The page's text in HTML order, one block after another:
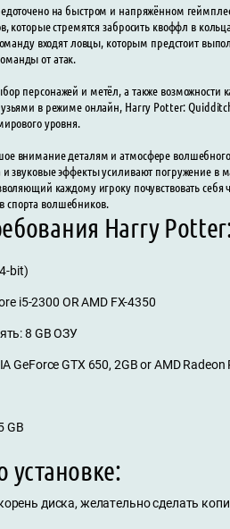
на быстром и напряжённом
которые стремятся забросить квоффл в
входят ловцы, которым предстоит
от атак.
персонажей и метёл, а также возможности
в режиме онлайн, Harry Potter:
уровня.
внимание деталям и атмосфере
звуковые эффекты усиливают погружение в
каждому игроку почувствовать
волшебников.
Harry
bit)
i5-2300 OR AMD FX-4350
8 GB ОЗУ
GeForce GTX 650, 2GB or AMD Radeon
GB
установке:
диска, желательно сделать